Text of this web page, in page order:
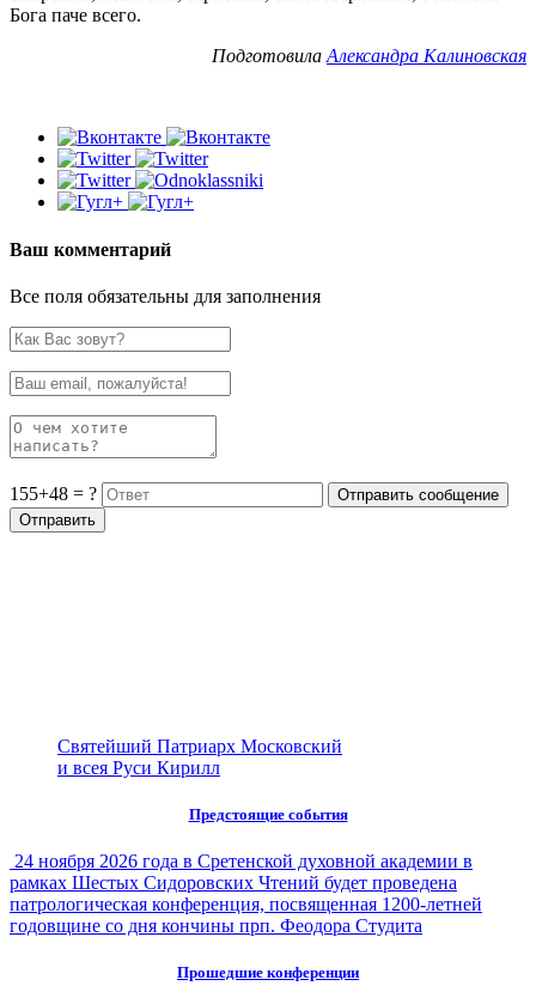
Бога паче всего.
ПодготовилаАлександра Калиновская
Ваш комментарий
Все поля обязательны для заполнения
155+48 = ?
Святейший Патриарх Московский
и всея Руси Кирилл
Предстоящие события
24 ноября 2026 года в Сретенской духовной академии в
рамках Шестых Сидоровских Чтений будет проведена
патрологическая конференция, посвященная 1200-летней
годовщине со дня кончины прп. Феодора Студита
Прошедшие конференции